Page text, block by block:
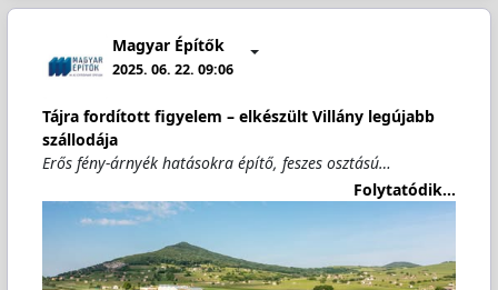
Magyar Építők
2025. 06. 22. 09:06
Tájra fordított figyelem – elkészült Villány legújabb
szállodája
Erős fény-árnyék hatásokra építő, feszes osztású…
Folytatódik...